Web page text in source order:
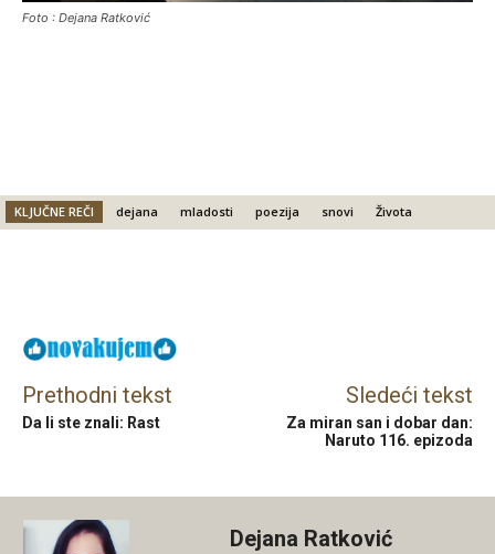
Foto : Dejana Ratković
KLJUČNE REČI dejana mladosti poezija snovi Života
Prethodni tekst
Da li ste znali: Rast
Sledeći tekst
Za miran san i dobar dan:
Naruto 116. epizoda
Dejana Ratković